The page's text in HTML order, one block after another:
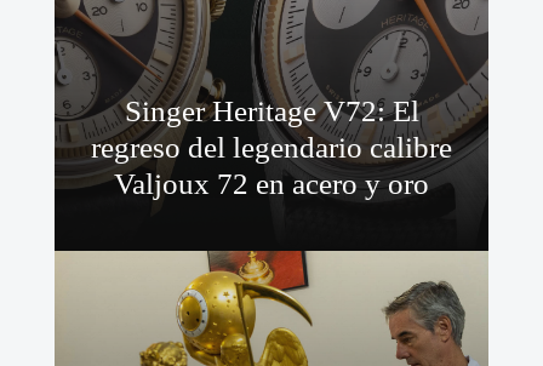
Singer Heritage V72: El
regreso del legendario calibre
Valjoux 72 en acero y oro